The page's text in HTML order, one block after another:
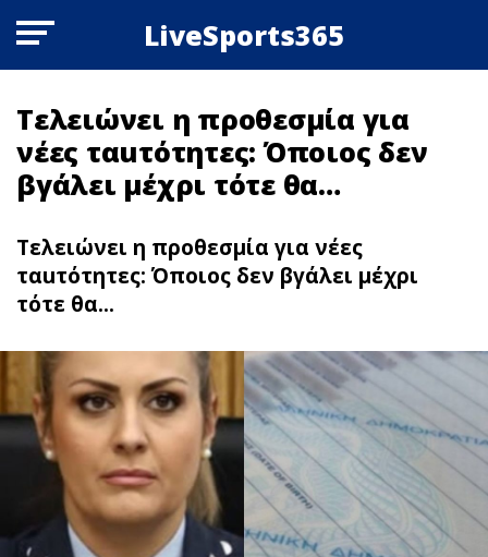
LiveSports365
Τελειώνει η προθεσμία για
νέες ταuτότητες: Όποιος δεν
βγάλει μέχρι τότε θα…
Τελειώνει η προθεσμία για νέες
ταuτότητες: Όποιος δεν βγάλει μέχρι
τότε θα...